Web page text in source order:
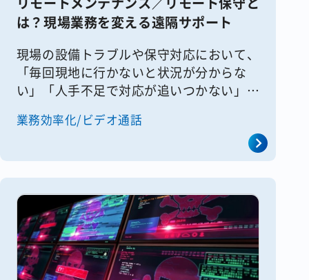
は？現場業務を変える遠隔サポート
現場の設備トラブルや保守対応において、
「毎回現地に行かないと状況が分からな
い」「人手不足で対応が追いつかない」と
ません。 特に、設備・機器の保守や点
[&hellip;]
業務効率化/ビデオ通話